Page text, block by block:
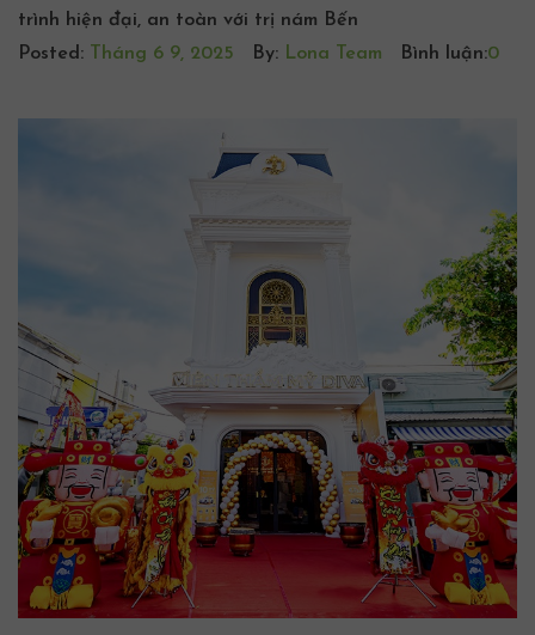
trình hiện đại, an toàn với trị nám Bến
Posted:
Tháng 6 9, 2025 By: Lona Team Bình luận:0